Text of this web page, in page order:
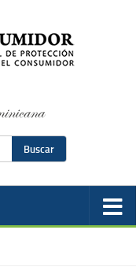
Buscar